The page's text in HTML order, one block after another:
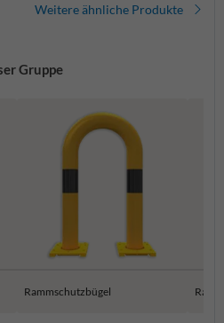
Weitere ähnliche Produkte
Gruppe
Rammschutzbügel